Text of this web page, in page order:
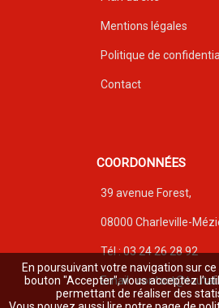
Mentions légales
Politique de
Contact
COORDONNÉES
39 avenue Forest,
08000 Charleville-
Tél : 03 24 26 28 92
Email :
En poursuivant votre navigation sur
bouton "Accepter", vous acceptez
permettant de réaliser des